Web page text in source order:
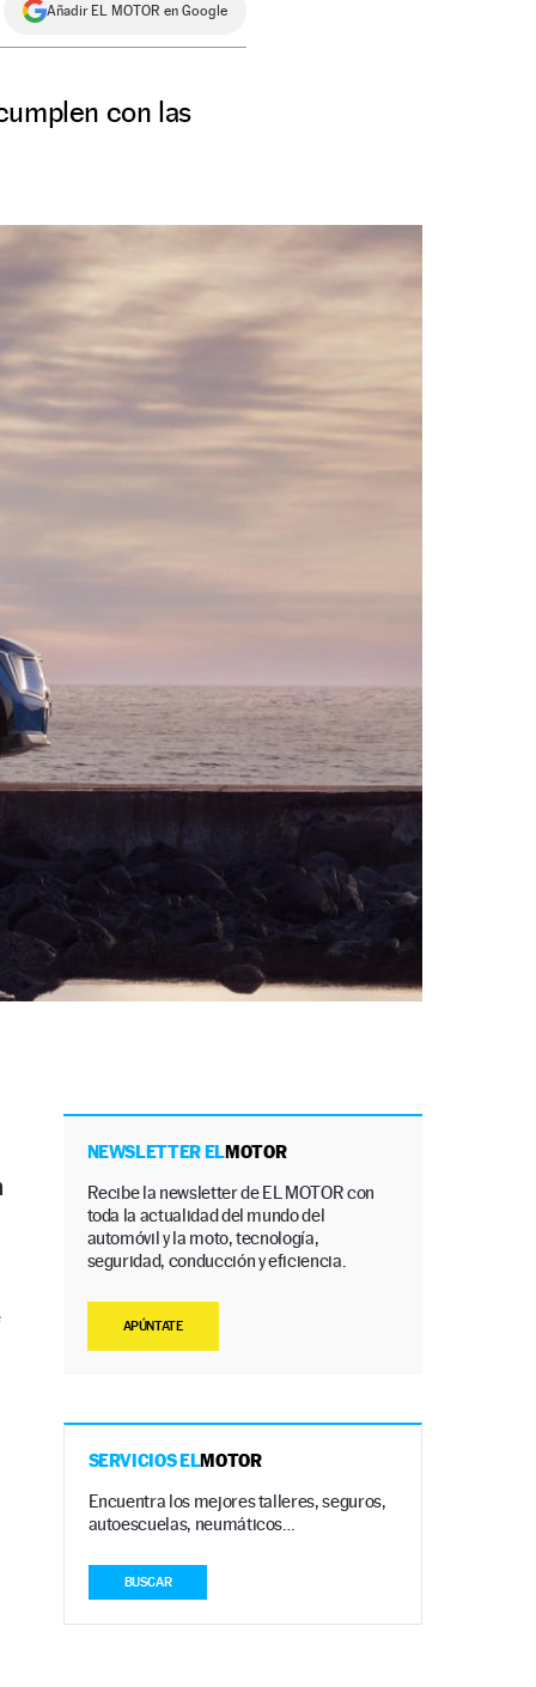
Añadir EL MOTOR en Google
con las
NEWSLETTER ELMOTOR
Recibe la newsletter de EL MOTOR con
toda la actualidad del mundo del
automóvil y la moto, tecnología,
seguridad, conducción y eficiencia.
APÚNTATE
SERVICIOS ELMOTOR
Encuentra los mejores talleres, seguros,
autoescuelas, neumáticos…
BUSCAR